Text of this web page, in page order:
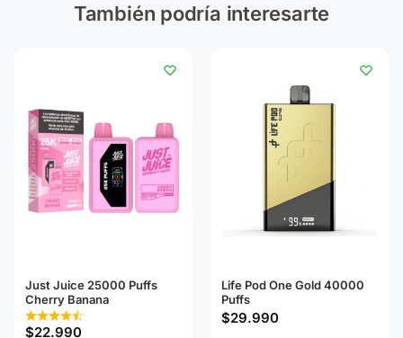
También podría interesarte
Just Juice 25000 Puffs
Cherry Banana
$22.990
Life Pod One Gold 40000
Puffs
$29.990